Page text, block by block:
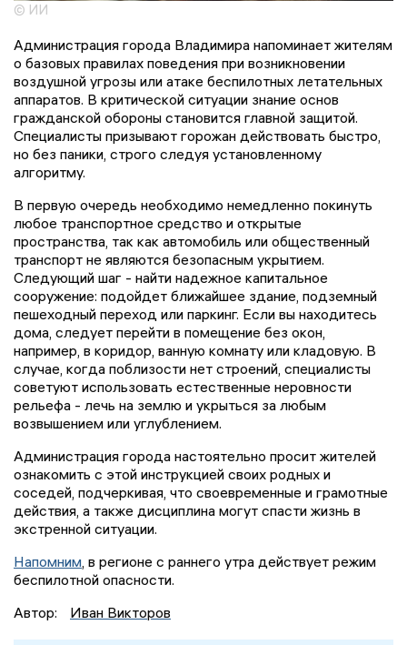
© ИИ
Администрация города Владимира напоминает жителям
о базовых правилах поведения при возникновении
воздушной угрозы или атаке беспилотных летательных
аппаратов. В критической ситуации знание основ
гражданской обороны становится главной защитой.
Специалисты призывают горожан действовать быстро,
но без паники, строго следуя установленному
алгоритму.
В первую очередь необходимо немедленно покинуть
любое транспортное средство и открытые
пространства, так как автомобиль или общественный
транспорт не являются безопасным укрытием.
Следующий шаг - найти надежное капитальное
сооружение: подойдет ближайшее здание, подземный
пешеходный переход или паркинг. Если вы находитесь
дома, следует перейти в помещение без окон,
например, в коридор, ванную комнату или кладовую. В
случае, когда поблизости нет строений, специалисты
советуют использовать естественные неровности
рельефа - лечь на землю и укрыться за любым
возвышением или углублением.
Администрация города настоятельно просит жителей
ознакомить с этой инструкцией своих родных и
соседей, подчеркивая, что своевременные и грамотные
действия, а также дисциплина могут спасти жизнь в
экстренной ситуации.
Напомним, в регионе с раннего утра действует режим
беспилотной опасности.
Автор:
Иван Викторов